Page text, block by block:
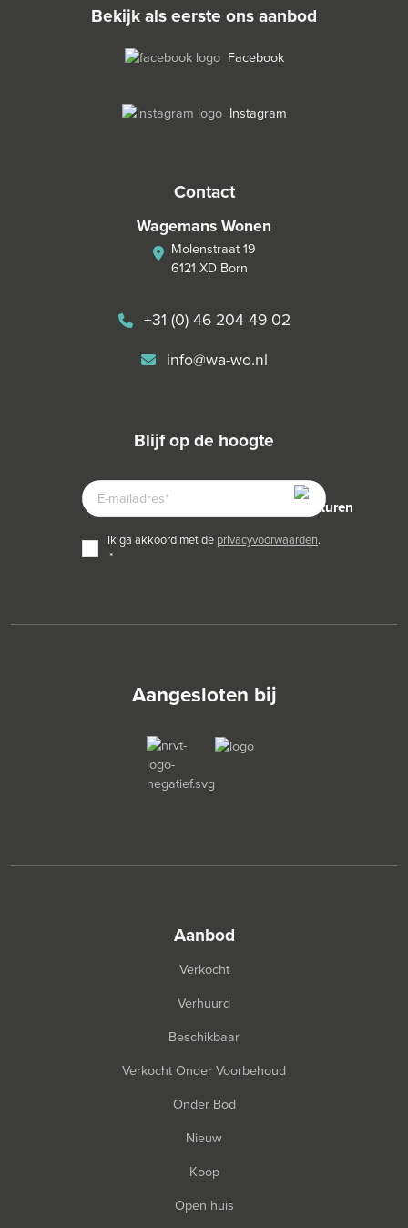
bekijk als eerste ons aanbod
Facebook
Instagram
contact
Wagemans Wonen
Molenstraat 19
6121 XD Born
+31 (0) 46 204 49 02
info@wa-wo.nl
blijf op de hoogte
E-
MAILADRES
TOESTEMMING
*
ik ga akkoord met de privacyvoorwaarden.
*
Aangesloten bij
aanbod
Verkocht
Verhuurd
Beschikbaar
Verkocht Onder Voorbehoud
Onder Bod
Nieuw
Koop
Open huis